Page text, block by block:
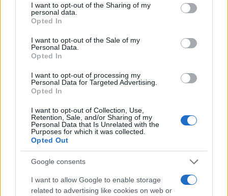
not limited to your visit or usage behaviour. You may click to
grant or deny consent to Google and its third-party tags to
use your data for below specified purposes in below Google
consent section.
I want to opt-out of the Sharing of my
personal data.
Opted In
I want to opt-out of the Sale of my
Personal Data.
Opted In
I want to opt-out of processing my
Personal Data for Targeted Advertising.
Opted In
I want to opt-out of Collection, Use,
Retention, Sale, and/or Sharing of my
Personal Data that Is Unrelated with the
Purposes for which it was collected.
Opted Out
Google consents
I want to allow Google to enable storage
related to advertising like cookies on web or
i tuoi video e le tue foto
Su WhatsApp al numero +39
Ricevi le nostre ultime news
daGoogle News
Condividi l'articolo